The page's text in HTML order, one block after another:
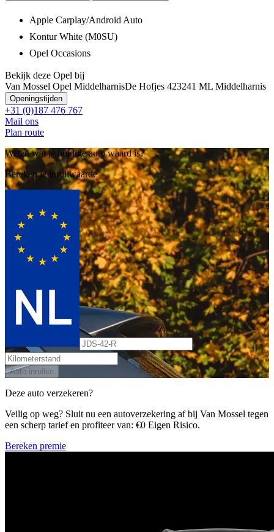
Apple Carplay/Android Auto
Kontur White (M0SU)
Opel Occasions
Bekijk deze Opel bij
Van Mossel Opel MiddelharnisDe Hofjes 423241 ML Middelharnis
Openingstijden
+31 (0)187 476 767
Mail ons
Plan route
Weten wat je huidige auto waard is?
Bereken je inruilwaarde
Auto inruilen
Deze auto verzekeren?
Veilig op weg? Sluit nu een autoverzekering af bij Van Mossel tegen
een scherp tarief en profiteer van: €0 Eigen Risico.
Bereken premie